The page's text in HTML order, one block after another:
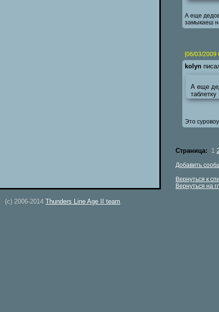
А еще
замыкаеш
[06/03/2009
kolyn
А еще
Это
Страница: 1
Добавить
Вернуться к
Вернуться на
(c) 2006-2014 Thunders Line Age II team.